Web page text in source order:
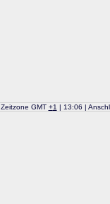
Zeitzone GMT +1 | 13:06 |